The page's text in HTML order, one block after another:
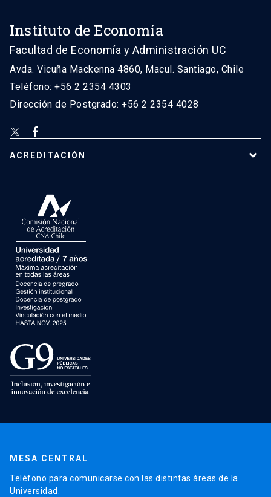
Instituto de Economía
Facultad de Economía y Administración UC
Avda. Vicuña Mackenna 4860, Macul. Santiago, Chile
Teléfono: +56 2 2354 4303
Dirección de Postgrado: +56 2 2354 4028
ACREDITACIÓN
MESA CENTRAL
Teléfono para comunicarse con las distintas áreas de la
Universidad.